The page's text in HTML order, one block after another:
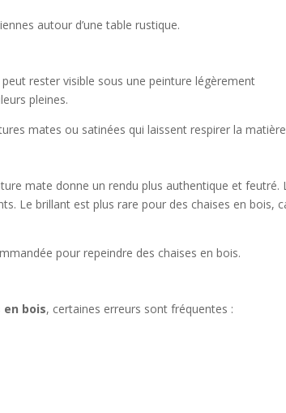
autour d’une table rustique.
rester visible sous une peinture légèrement
pleines.
mates ou satinées qui laissent respirer la
mate donne un rendu plus authentique et feutré.
Le brillant est plus rare pour des chaises en bois,
pour repeindre des chaises en bois.
en bois, certaines erreurs sont fréquentes :